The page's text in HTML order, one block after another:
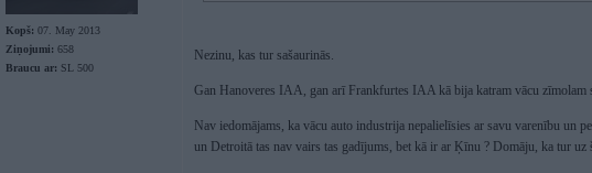
Kopš: 07. May 2013
Ziņojumi: 658
Braucu ar: SL 500
Nezinu, kas tur sašaurinās.
Gan Hanoveres IAA, gan arī Frankfurtes IAA kā bija katram vācu zīmolam
Nav iedomājams, ka vācu auto industrija nepalielīsies ar savu varenību un
un Detroitā tas nav vairs tas gadījums, bet kā ir ar Ķīnu ? Domāju, ka tur